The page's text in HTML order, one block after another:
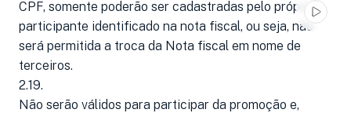
CPF, somente poderão ser cadastradas pelo próprio
participante identificado na nota fiscal, ou seja, não
será permitida a troca da Nota fiscal em nome de
terceiros.
2.19.
Não serão válidos para participar da promoção e,